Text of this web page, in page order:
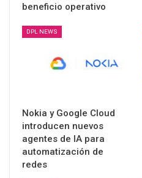
beneficio operativo
DPL NEWS
Nokia y Google Cloud
introducen nuevos
agentes de IA para
automatización de
redes